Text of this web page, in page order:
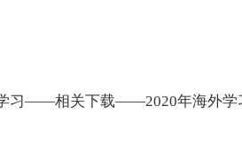
——相关下载——2020年海外学习